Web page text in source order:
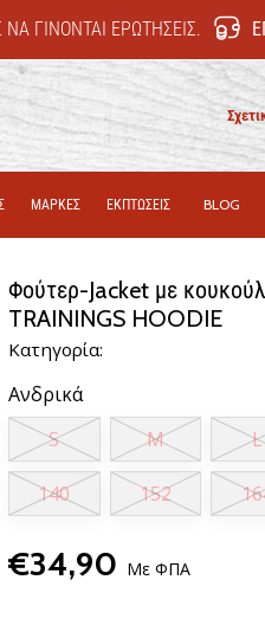
ΝΑ ΓΊΝΟΝΤΑΙ ΕΡΩΤΉΣΕΙΣ.
ΜΑΡΚΕΣ ΕΚΠΤΩΣΕΙΣ BLOG
Φούτερ-Jacket με
TRAININGS HOODIE
Κατηγορία:
Ανδρικά
S
M L
140 152
€34,90 Με ΦΠΑ